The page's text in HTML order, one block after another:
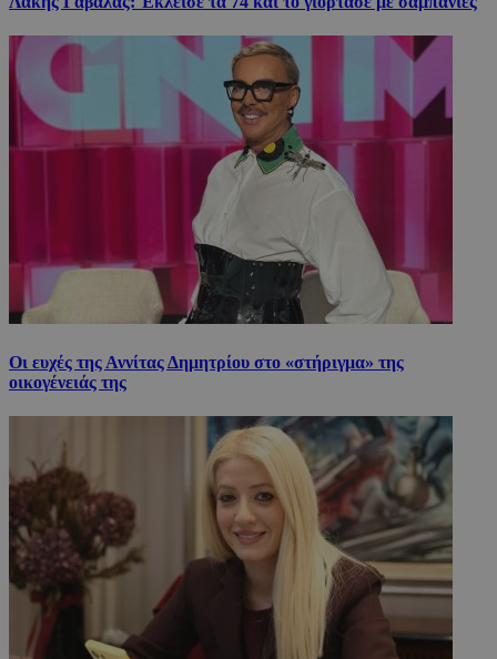
Οι ευχές της Αννίτας Δημητρίου στο «στήριγμα» της
οικογένειάς της